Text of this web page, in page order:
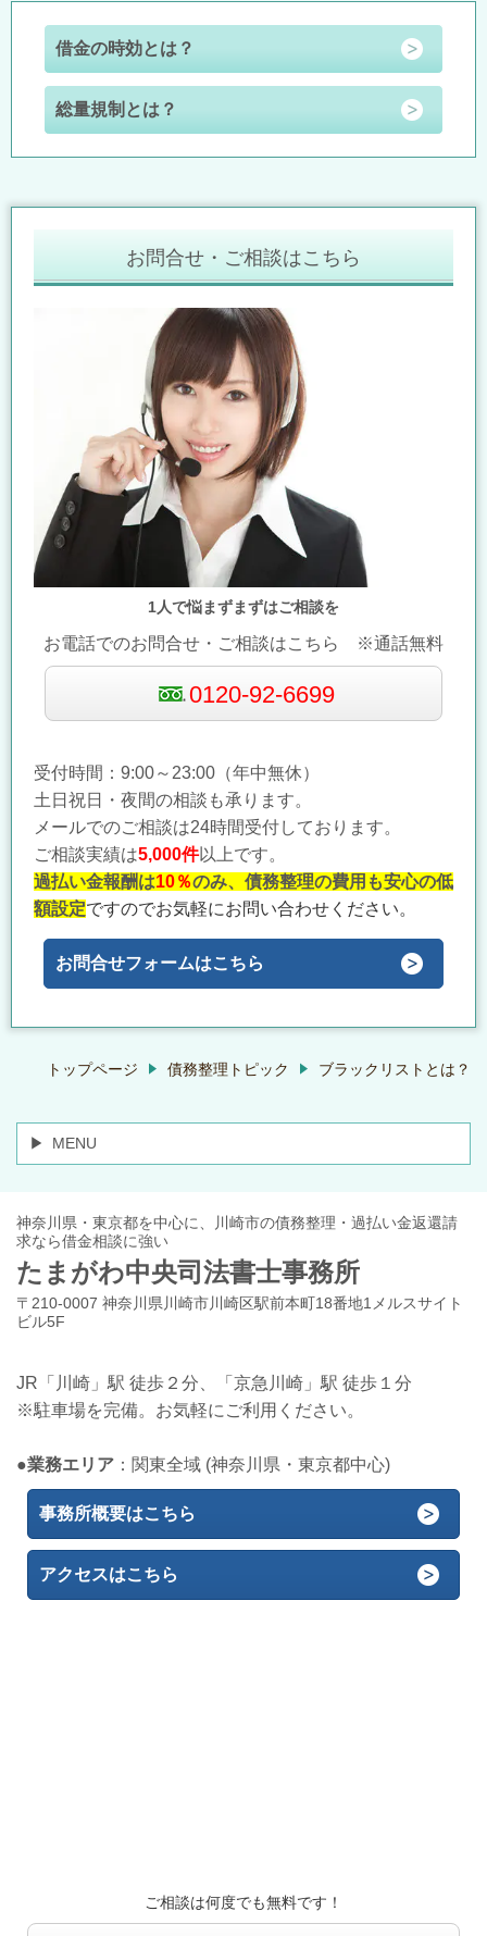
借金の時効とは？
総量規制とは？
お問合せ・ご相談はこちら
1人で悩まずまずはご相談を
お電話でのお問合せ・ご相談はこちら ※通話無料
0120-92-6699
受付時間：9:00～23:00（年中無休）
土日祝日・夜間の相談も承ります。
メールでのご相談は24時間受付しております。
ご相談実績は5,000件以上です。
過払い金報酬は10％のみ、債務整理の費用も安心の低
額設定ですのでお気軽にお問い合わせください。
お問合せフォームはこちら
トップページ 債務整理トピック ブラックリストとは？
MENU
神奈川県・東京都を中心に、川崎市の債務整理・過払い金返還請
求なら借金相談に強い
たまがわ中央司法書士事務所
〒210-0007 神奈川県川崎市川崎区駅前本町18番地1メルスサイト
ビル5F
JR「川崎」駅 徒歩２分、「京急川崎」駅 徒歩１分
※駐車場を完備。お気軽にご利用ください。
●業務エリア ：関東全域 (神奈川県・東京都中心)
事務所概要はこちら
アクセスはこちら
ご相談は何度でも無料です！